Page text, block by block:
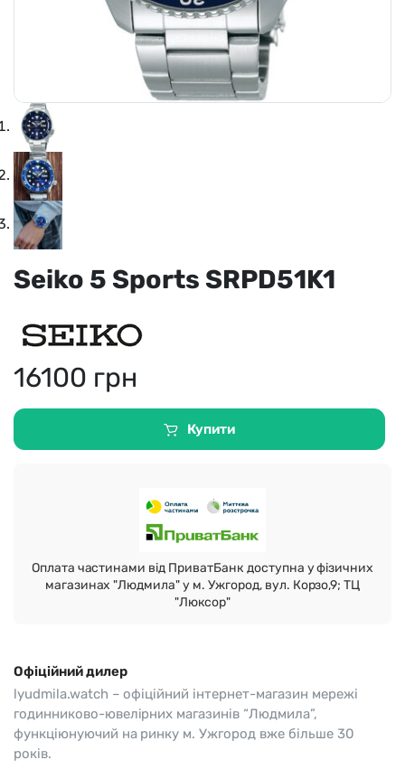
Seiko 5 Sports SRPD51K1
16100 грн
Купити
Оплата частинами від ПриватБанк доступна у фізичних
магазинах "Людмила" у м. Ужгород, вул. Корзо,9; ТЦ
"Люксор"
Офіційний дилер
lyudmila.watch – офіційний інтернет-магазин мережі
годинниково-ювелірних магазинів “Людмила”,
функціюнуючий на ринку м. Ужгород вже більше 30
років.